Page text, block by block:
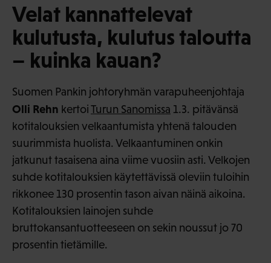
Velat kannattelevat
kulutusta, kulutus taloutta
– kuinka kauan?
Suomen Pankin johtoryhmän varapuheenjohtaja
Olli Rehn kertoiTurun Sanomissa 1.3. pitävänsä
kotitalouksien velkaantumista yhtenä talouden
suurimmista huolista. Velkaantuminen onkin
jatkunut tasaisena aina viime vuosiin asti. Velkojen
suhde kotitalouksien käytettävissä oleviin tuloihin
rikkonee 130 prosentin tason aivan näinä aikoina.
Kotitalouksien lainojen suhde
bruttokansantuotteeseen on sekin noussut jo 70
prosentin tietämille.